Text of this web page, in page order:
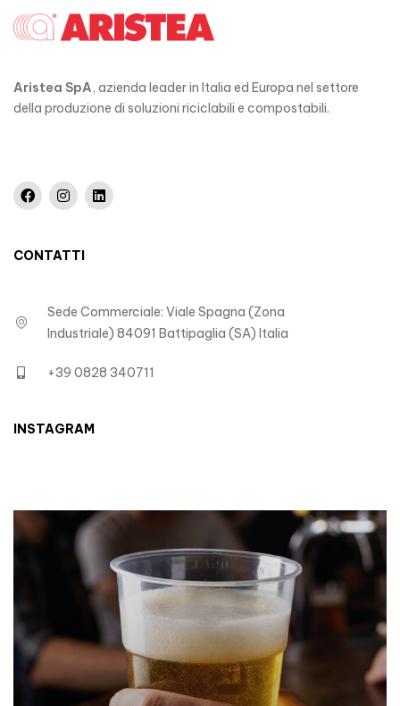
Aristea SpA, azienda leader in Italia ed Europa nel settore
della produzione di soluzioni riciclabili e compostabili.
CONTATTI
Sede Commerciale: Viale Spagna (Zona
Industriale) 84091 Battipaglia (SA) Italia
+39 0828 340711
INSTAGRAM